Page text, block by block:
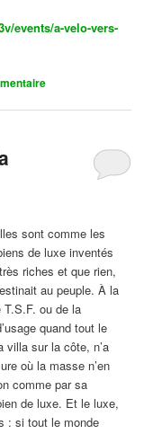
events/a-velo-vers-
sont comme les
de luxe inventés
riches et que rien,
au peuple. À la
T.S.F. ou de la
quand tout le
villa sur la côte, n’a
où la masse n’en
comme par sa
de luxe. Et le luxe,
: si tout le monde